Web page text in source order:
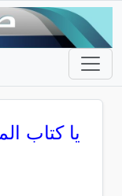
يا كتاب